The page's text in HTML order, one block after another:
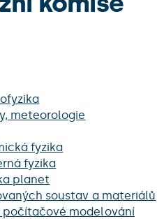
meteorologie
fyzika
fyzika
planet
soustav a materiálů
počítačové modelování